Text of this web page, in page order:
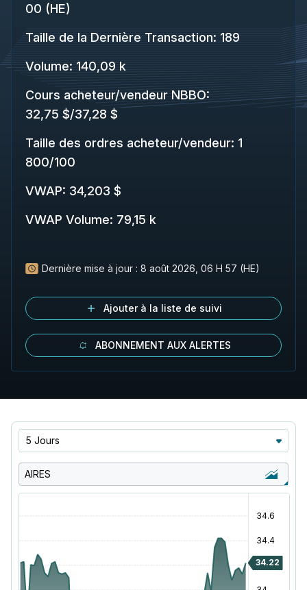
00 (HE)
Taille de la Dernière Transaction: 189
Volume: 140,09 k
Cours acheteur/vendeur NBBO:
32,75 $/37,28 $
Taille des ordres acheteur/vendeur: 1
800/100
VWAP: 34,203 $
VWAP Volume: 79,15 k
Dernière mise à jour : 8 août 2026, 06 H 57 (HE)
Ajouter à la liste de suivi
ABONNEMENT AUX ALERTES
5 Jours
AIRES